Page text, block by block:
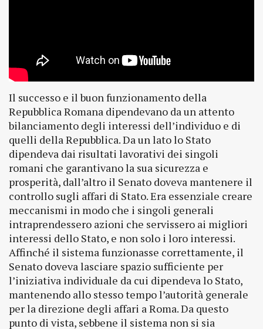
Il successo e il buon funzionamento della
Repubblica Romana dipendevano da un attento
bilanciamento degli interessi dell’individuo e di
quelli della Repubblica. Da un lato lo Stato
dipendeva dai risultati lavorativi dei singoli
romani che garantivano la sua sicurezza e
prosperità, dall’altro il Senato doveva mantenere il
controllo sugli affari di Stato. Era essenziale creare
meccanismi in modo che i singoli generali
intraprendessero azioni che servissero ai migliori
interessi dello Stato, e non solo i loro interessi.
Affinché il sistema funzionasse correttamente, il
Senato doveva lasciare spazio sufficiente per
l’iniziativa individuale da cui dipendeva lo Stato,
mantenendo allo stesso tempo l’autorità generale
per la direzione degli affari a Roma. Da questo
punto di vista, sebbene il sistema non si sia